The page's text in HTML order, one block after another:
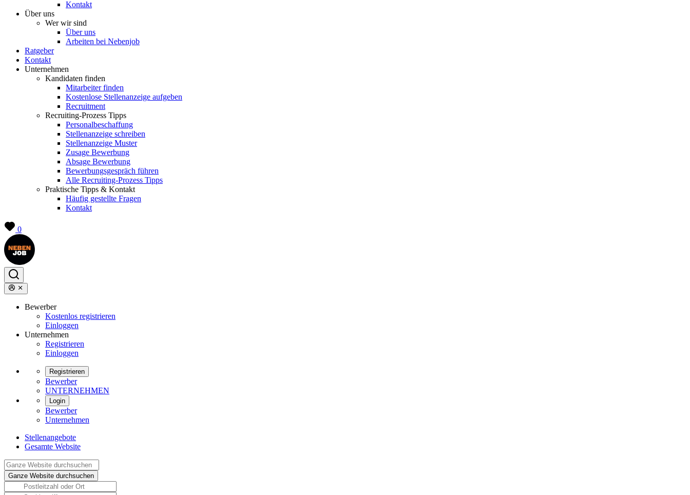
Kontakt
Über uns
Wer wir sind
Über uns
Arbeiten bei Nebenjob
Ratgeber
Kontakt
Unternehmen
Kandidaten finden
Mitarbeiter finden
Kostenlose Stellenanzeige aufgeben
Recruitment
Recruiting-Prozess Tipps
Personalbeschaffung
Stellenanzeige schreiben
Stellenanzeige Muster
Zusage Bewerbung
Absage Bewerbung
Bewerbungsgespräch führen
Alle Recruiting-Prozess Tipps
Praktische Tipps & Kontakt
Häufig gestellte Fragen
Kontakt
0
Bewerber
Kostenlos registrieren
Einloggen
Unternehmen
Registrieren
Einloggen
Registrieren
Bewerber
UNTERNEHMEN
Login
Bewerber
Unternehmen
Stellenangebote
Gesamte Website